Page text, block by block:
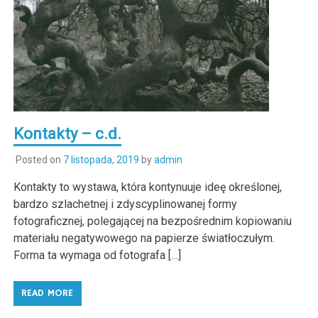
Kontakty – c.d.
Posted on 7 listopada, 2019 byadmin
Kontakty to wystawa, która kontynuuje ideę określonej,
bardzo szlachetnej i zdyscyplinowanej formy
fotograficznej, polegającej na bezpośrednim kopiowaniu
materiału negatywowego na papierze światłoczułym.
Forma ta wymaga od fotografa […]
READ MORE